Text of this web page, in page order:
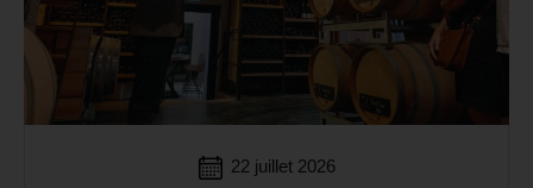
22 juillet 2026